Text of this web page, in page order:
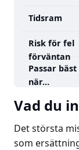
Vad du
Det största
som